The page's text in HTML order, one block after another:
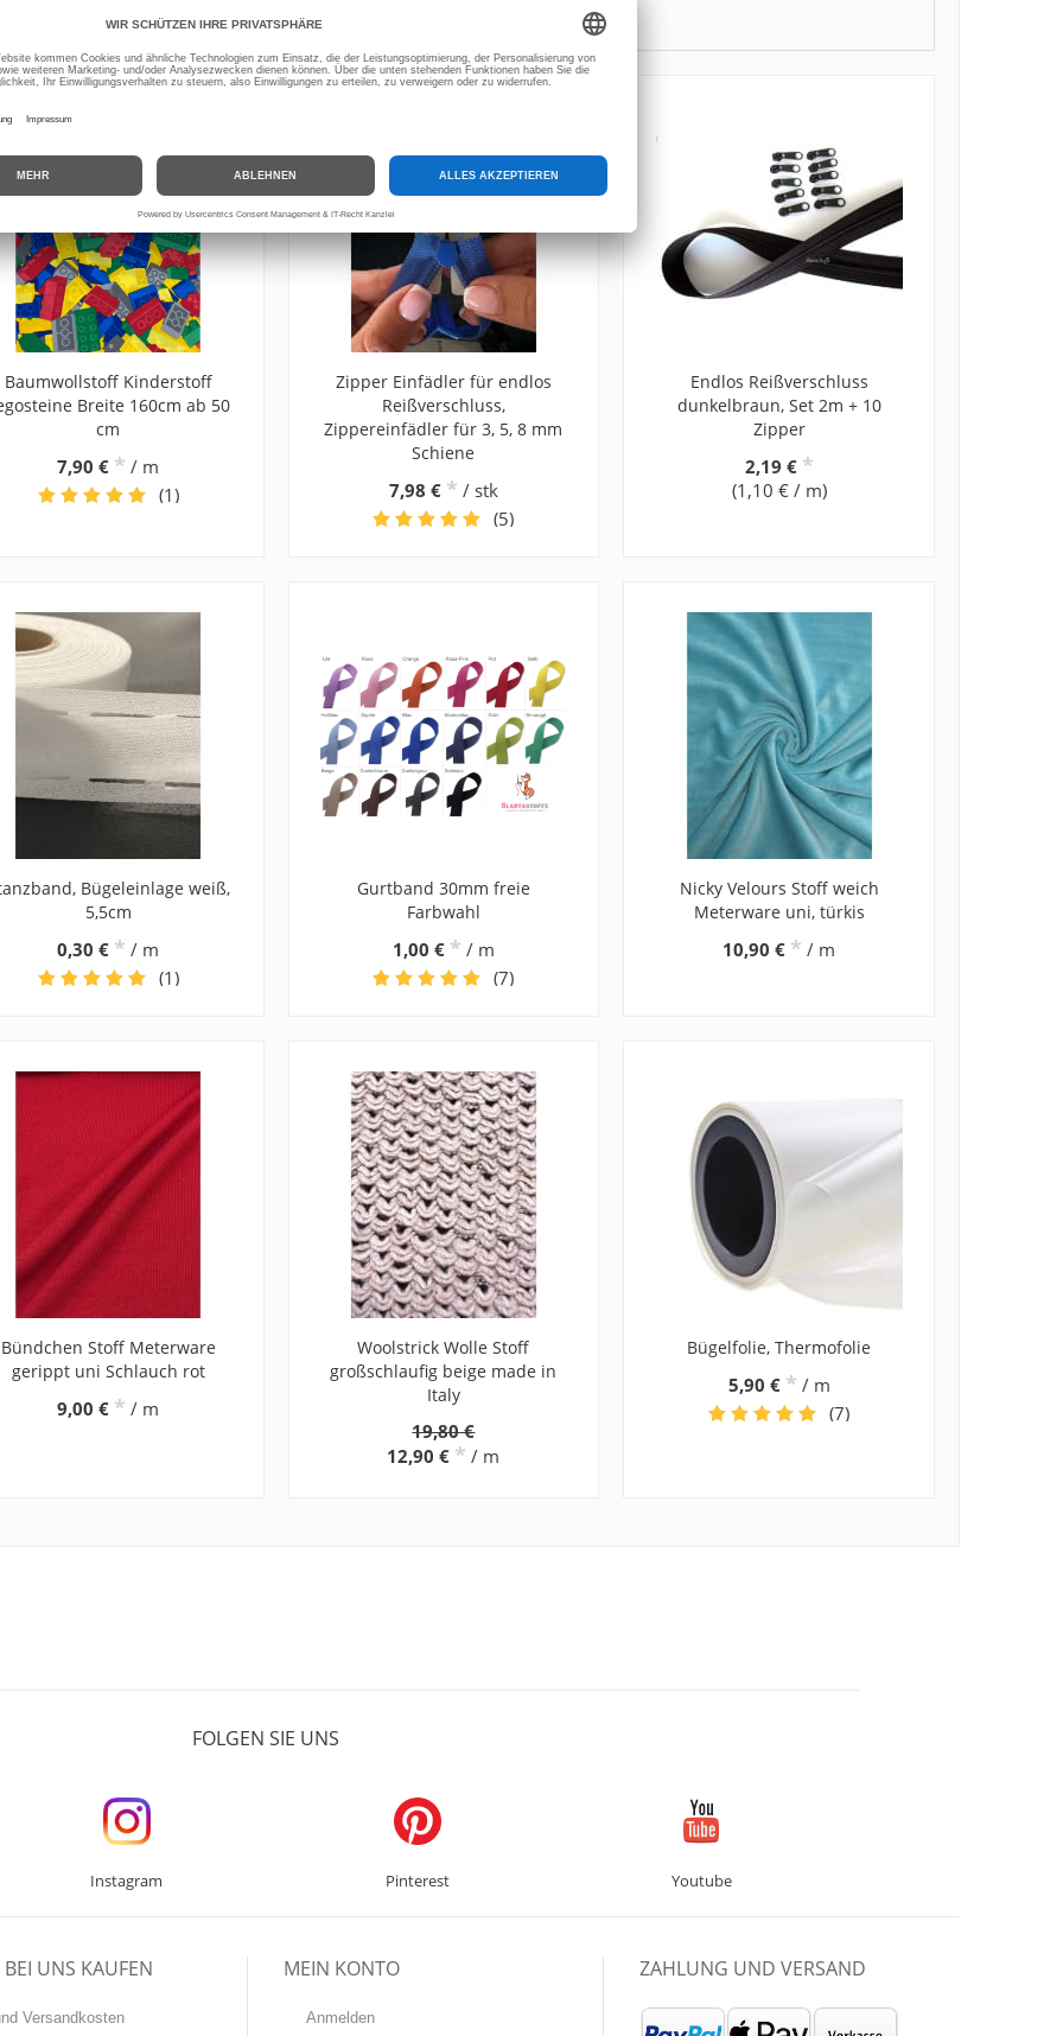
AUCH AN FOLGENDEN ARTIKELN INTERESSIERT SEIN
Baumwollstoff Kinderstoff
Breite 160cm ab 50
cm
7,90 € * / m
(1)
Zipper Einfädler für endlos
Reißverschluss,
Zippereinfädler für 3, 5, 8 mm
Schiene
7,98 € * / stk
(5)
Endlos Reißverschluss
dunkelbraun, Set 2m + 10
Zipper
2,19 € *
(1,10 € / m)
Bügeleinlage weiß,
5,5cm
0,30 € * / m
(1)
Gurtband 30mm freie
Farbwahl
1,00 € * / m
(7)
Nicky Velours Stoff weich
Meterware uni, türkis
10,90 € * / m
Bündchen Stoff Meterware
gerippt uni Schlauch rot
9,00 € * / m
Woolstrick Wolle Stoff
großschlaufig beige made in
Italy
19,80 €
12,90 € * / m
Bügelfolie, Thermofolie
5,90 € * / m
(7)
FOLGEN SIE UNS
Instagram Pinterest Youtube
UNS KAUFEN
Versandkosten
MEIN KONTO
Anmelden
ZAHLUNG UND VERSAND